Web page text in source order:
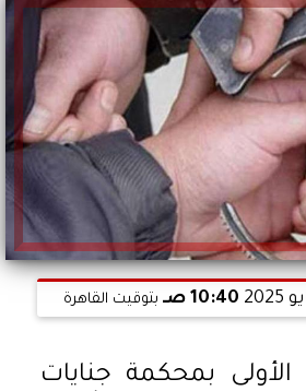
10:40 صـ بتوقيت القاهرة
الأولى بمحكمة جنايات